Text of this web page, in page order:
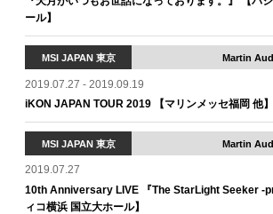
ール】
MSI JAPAN 東京 Martin
2019.07.27 - 2019.09.19
iKON JAPAN TOUR 2019 【マリンメッセ福岡 他】
MSI JAPAN 東京 Martin
2019.07.27
10th Anniversary LIVE 『The StarLight Seeker -
ィコ横浜 国立大ホール】